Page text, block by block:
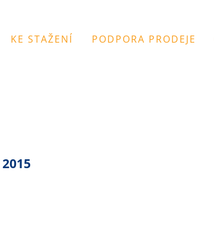
KE STAŽENÍ PODPORA PRODEJE